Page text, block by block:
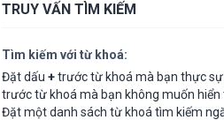
TRUY VẤN TÌM KIẾM
Tìm kiếm với từ khoá:
Đặt dấu +trước từ khoá mà bạn thực
trước từ khoá mà bạn không muốn hiển
Đặt một danh sách từ khoá tìm kiếm